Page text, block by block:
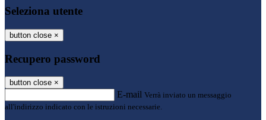
Seleziona utente
button close ×
Recupero password
button close ×
E-mail Verrà inviato un messaggio
all'indirizzo indicato con le istruzioni necessarie.